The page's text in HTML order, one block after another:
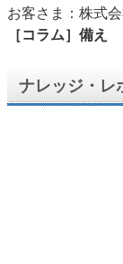
お客さま：株式
［コラム］備え
ナレッジ・